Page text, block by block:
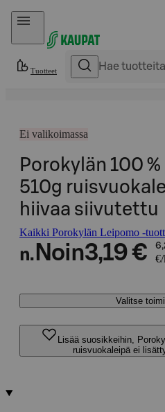
Hyppää sisältöön
Tuotteet
Ei valikoimassa
Porokylän 100
510g
hiivaa siivutettu
Kaikki Porokylän Leipomo -
n. Noin3,19 €
Valitse
Lisää suosikkeihin,
ruisvuokaleipä ei